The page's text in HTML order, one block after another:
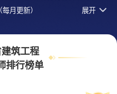
务所的罗心艳律师、贵州诺雅律
师事务所的范文康律师等，上榜
等综合有实力活跃度高的专业执
参考，想知道贵州省哪个建筑工
己满意且合适案情的，也可以直
律师在线回复！
月更新） 展开
筑工程
排行榜单